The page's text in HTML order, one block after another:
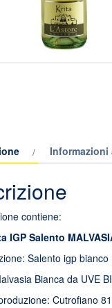
contiene:
IGP Salento
Salento igp bianco
Bianca da UVE
Cutrofiano